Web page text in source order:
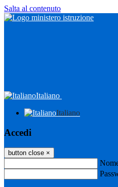
Salta al contenuto
Italiano
Italiano
Accedi
button close ×